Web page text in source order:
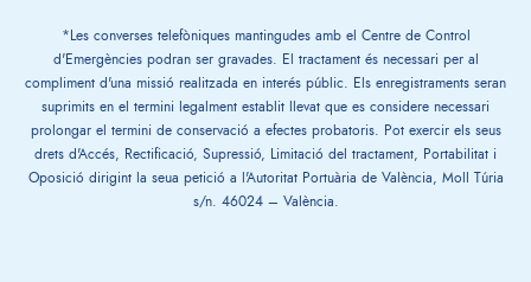
*Les converses telefòniques mantingudes amb el Centre de Control
d'Emergències podran ser gravades. El tractament és necessari per al
compliment d'una missió realitzada en interés públic. Els enregistraments seran
suprimits en el termini legalment establit llevat que es considere necessari
prolongar el termini de conservació a efectes probatoris. Pot exercir els seus
drets d'Accés, Rectificació, Supressió, Limitació del tractament, Portabilitat i
Oposició dirigint la seua petició a l'Autoritat Portuària de València, Moll Túria
s/n. 46024 – València.